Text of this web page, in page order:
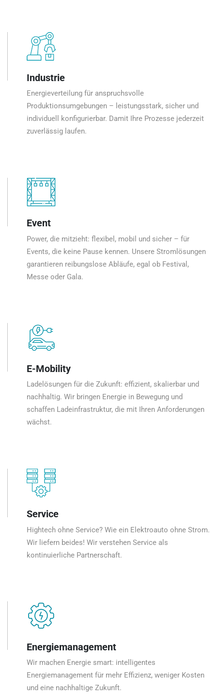
Industrie
Energieverteilung für anspruchsvolle
Produktionsumgebungen – leistungsstark, sicher und
individuell konfigurierbar. Damit Ihre Prozesse jederzeit
zuverlässig laufen.
Event
Power, die mitzieht: flexibel, mobil und sicher – für
Events, die keine Pause kennen. Unsere Stromlösungen
garantieren reibungslose Abläufe, egal ob Festival,
Messe oder Gala.
E-Mobility
Ladelösungen für die Zukunft: effizient, skalierbar und
nachhaltig. Wir bringen Energie in Bewegung und
schaffen Ladeinfrastruktur, die mit Ihren Anforderungen
wächst.
Service
Hightech ohne Service? Wie ein Elektroauto ohne Strom.
Wir liefern beides! Wir verstehen Service als
kontinuierliche Partnerschaft.
Energiemanagement
Wir machen Energie smart: intelligentes
Energiemanagement für mehr Effizienz, weniger Kosten
und eine nachhaltige Zukunft.